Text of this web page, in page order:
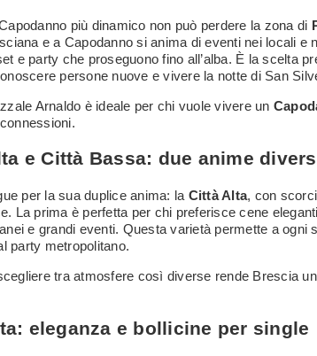
più dinamico non può perdere la zona di
e a Capodanno si anima di eventi nei locali e
e party che proseguono fino all’alba. È la scelta
persone nuove e vivere la notte di San
Arnaldo è ideale per chi vuole vivere un
e Città Bassa: due anime
per la sua duplice anima: la Città Alta, con
La prima è perfetta per chi preferisce cene
e grandi eventi. Questa varietà permette a ogni
party metropolitano.
tra atmosfere così diverse rende Brescia
eleganza e bollicine per single